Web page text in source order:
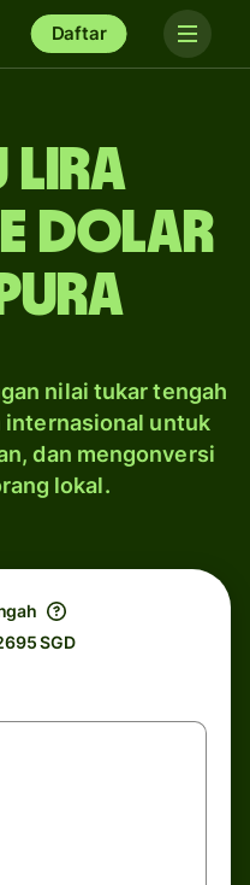
Daftar
lira
dolar
nilai tukar tengah
internasional untuk
dan mengonversi
lokal.
SGD